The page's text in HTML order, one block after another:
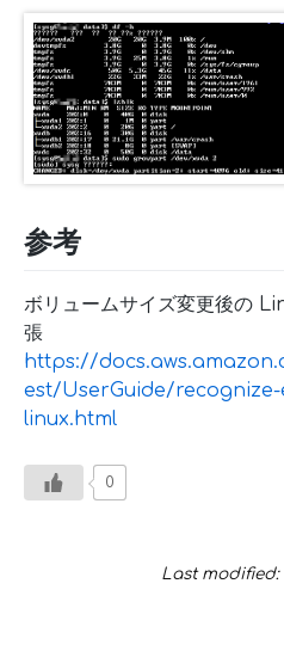
参考
ボリュームサイズ変更後の
張
https://
est/UserGuide/
linux.html
0
Last modified: